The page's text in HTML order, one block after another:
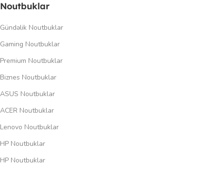
Noutbuklar
Gündəlik Noutbuklar
Gaming Noutbuklar
Premium Noutbuklar
Biznes Noutbuklar
ASUS Noutbuklar
ACER Noutbuklar
Lenovo Noutbuklar
HP Noutbuklar
HP Noutbuklar